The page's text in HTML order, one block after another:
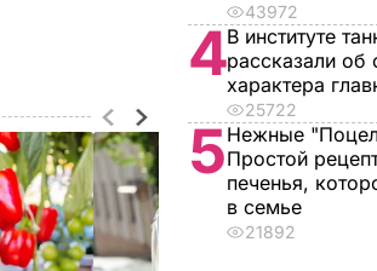
43972
4В институте
рассказали об
характера
25722
5Нежные
Простой
печенья,
в семье
21892